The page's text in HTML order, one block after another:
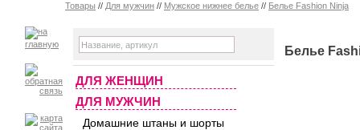
Товары // Для мужчин // Мужское нижнее белье // Белье Fashion Ninja
ДЛЯ ЖЕНЩИН
ДЛЯ МУЖЧИН
Домашние штаны и шорты
Белье